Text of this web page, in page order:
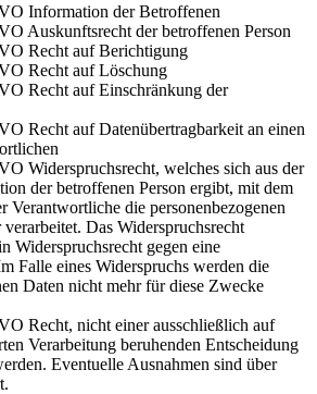
Information der Betroffenen
Auskunftsrecht der betroffenen Person
Recht auf Berichtigung
Recht auf Löschung
Recht auf Einschränkung der
Recht auf Datenübertragbarkeit an einen
Widerspruchsrecht, welches sich aus der
der betroffenen Person ergibt, mit dem
Verantwortliche die personenbezogenen
Das Widerspruchsrecht
Widerspruchsrecht gegen eine
Falle eines Widerspruchs werden die
Daten nicht mehr für diese Zwecke
Recht, nicht einer ausschließlich auf
Verarbeitung beruhenden Entscheidung
Eventuelle Ausnahmen sind über